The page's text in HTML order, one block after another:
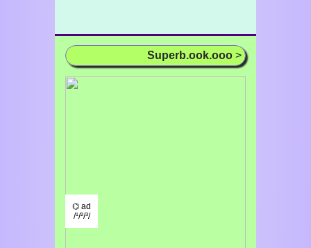
Superb.ook.ooo >
⌬ ad
/¹/²/³/